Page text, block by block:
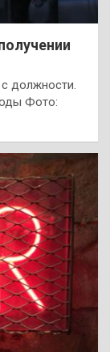
должности.
Фото: